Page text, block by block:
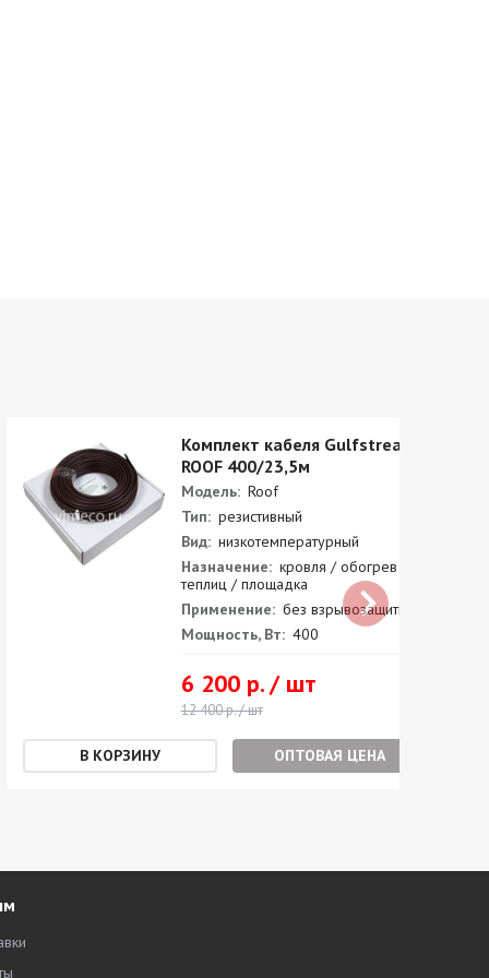
Комплект кабеля Gulfstream
ROOF 400/23,5м
Модель: Roof
Тип: резистивный
Вид: низкотемпературный
Назначение: кровля / обогрев
теплиц / площадка
Применение: без взрывозащиты
Мощность, Вт: 400
6 200 р. / шт
12 400 р. / шт
ОПТОВАЯ ЦЕНА